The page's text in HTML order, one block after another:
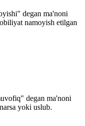
degan ma'noni
namoyish etilgan
degan ma'noni
yoki uslub.